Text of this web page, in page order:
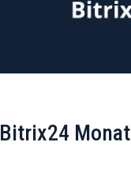
Bitrix24